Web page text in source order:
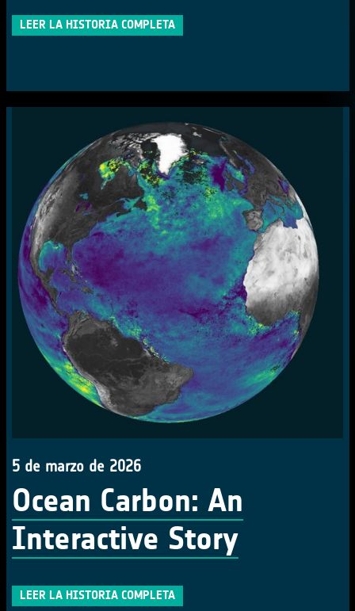
LEER LA HISTORIA COMPLETA
5 de marzo de 2026
Ocean Carbon: An
Interactive Story
LEER LA HISTORIA COMPLETA